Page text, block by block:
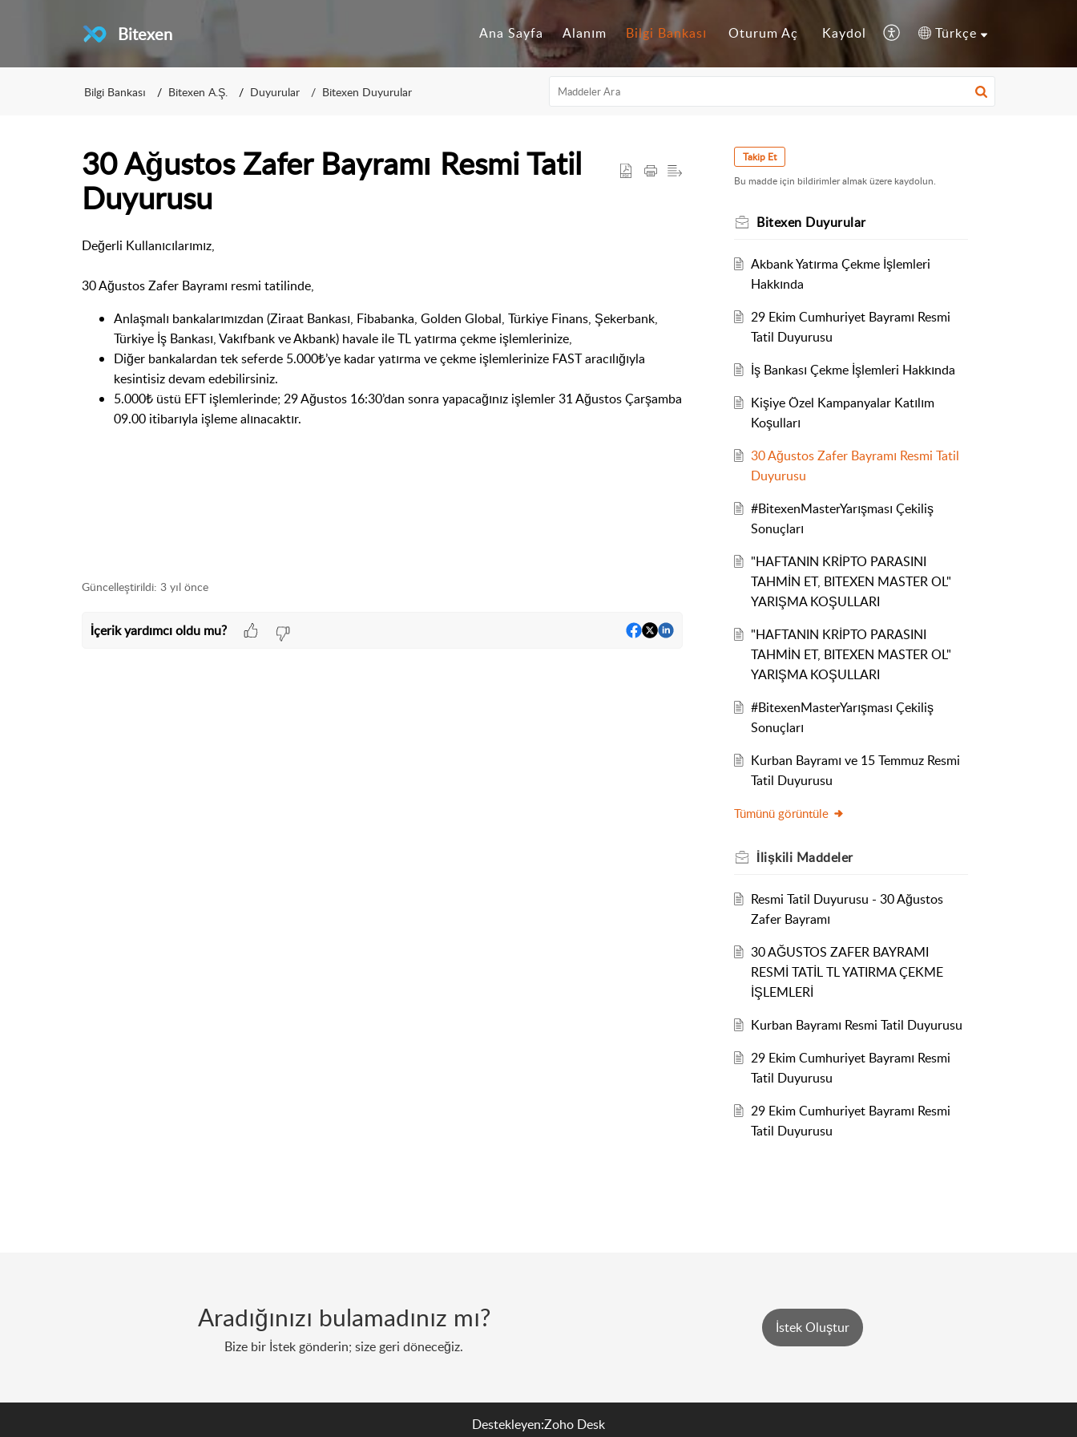
Bitexen Ana Sayfa Alanım Bilgi Bankası Oturum Aç Kaydol Türkçe
Bilgi Bankası Bitexen A.Ş. Duyurular Bitexen Duyurular
30 Ağustos Zafer Bayramı Resmi Tatil
Duyurusu
Değerli Kullanıcılarımız,
30 Ağustos Zafer Bayramı resmi tatilinde,
Anlaşmalı bankalarımızdan (Ziraat Bankası, Fibabanka, Golden Global, Türkiye Finans, Şekerbank,
Türkiye İş Bankası, Vakıfbank ve Akbank) havale ile TL yatırma çekme işlemlerinize,
Diğer bankalardan tek seferde 5.000₺’ye kadar yatırma ve çekme işlemlerinize FAST aracılığıyla
kesintisiz devam edebilirsiniz.
5.000₺ üstü EFT işlemlerinde; 29 Ağustos 16:30’dan sonra yapacağınız işlemler 31 Ağustos Çarşamba
09.00 itibarıyla işleme alınacaktır.
Güncelleştirildi: 3 yıl önce
İçerik yardımcı oldu mu?
Takip Et
Bu madde için bildirimler almak üzere kaydolun.
Bitexen Duyurular
Akbank Yatırma Çekme İşlemleri
Hakkında
29 Ekim Cumhuriyet Bayramı Resmi
Tatil Duyurusu
İş Bankası Çekme İşlemleri Hakkında
Kişiye Özel Kampanyalar Katılım
Koşulları
30 Ağustos Zafer Bayramı Resmi Tatil
Duyurusu
#BitexenMasterYarışması Çekiliş
Sonuçları
"HAFTANIN KRİPTO PARASINI
TAHMİN ET, BITEXEN MASTER OL"
YARIŞMA KOŞULLARI
"HAFTANIN KRİPTO PARASINI
TAHMİN ET, BITEXEN MASTER OL"
YARIŞMA KOŞULLARI
#BitexenMasterYarışması Çekiliş
Sonuçları
Kurban Bayramı ve 15 Temmuz Resmi
Tatil Duyurusu
Tümünü görüntüle
İlişkili Maddeler
Resmi Tatil Duyurusu - 30 Ağustos
Zafer Bayramı
30 AĞUSTOS ZAFER BAYRAMI
RESMİ TATİL TL YATIRMA ÇEKME
İŞLEMLERİ
Kurban Bayramı Resmi Tatil Duyurusu
29 Ekim Cumhuriyet Bayramı Resmi
Tatil Duyurusu
29 Ekim Cumhuriyet Bayramı Resmi
Tatil Duyurusu
Aradığınızı bulamadınız mı?
Bize bir İstek gönderin; size geri döneceğiz.
İstek Oluştur
Destekleyen:Zoho Desk